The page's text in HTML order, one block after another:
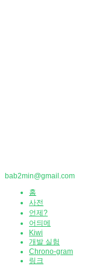
bab2min@gmail.com
홈
사전
언제?
어듸메
Kiwi
개발 실험
Chrono-gram
링크